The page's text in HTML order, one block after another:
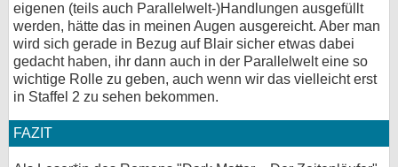
eigenen (teils auch Parallelwelt-)Handlungen ausgefüllt
werden, hätte das in meinen Augen ausgereicht. Aber man
wird sich gerade in Bezug auf Blair sicher etwas dabei
gedacht haben, ihr dann auch in der Parallelwelt eine so
wichtige Rolle zu geben, auch wenn wir das vielleicht erst
in Staffel 2 zu sehen bekommen.
FAZIT